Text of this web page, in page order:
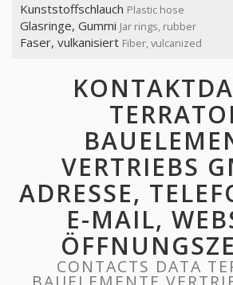
Kunststoffschlauch Plastic hose
Glasringe, Gummi Jar rings, rubber
Faser, vulkanisiert Fiber, vulcanized
VERTRIEBS
ADRESSE,
E-MAIL,
CONTACTS DATA